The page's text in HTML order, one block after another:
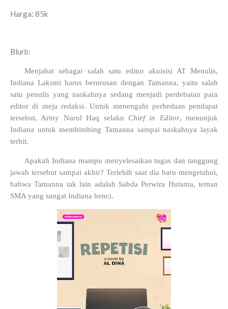
Harga: 85k
Blurb:
Menjabat sebagai salah satu editor akuisisi AT Menulis,
Indiana Laksmi harus berurusan dengan Tamanna, yaitu salah
satu penulis yang naskahnya sedang menjadi perdebatan para
editor di meja redaksi. Untuk menengahi perbedaan pendapat
tersebut, Ariny Nurul Haq selaku Chief in Editor, menunjuk
Indiana untuk membimbing Tamanna sampai naskahnya layak
terbit.
Apakah Indiana mampu menyelesaikan tugas dan tanggung
jawab tersebut sampai akhir? Terlebih saat dia baru mengetahui,
bahwa Tamanna tak lain adalah Sabda Perwira Hutama, teman
SMA yang sangat Indiana benci.